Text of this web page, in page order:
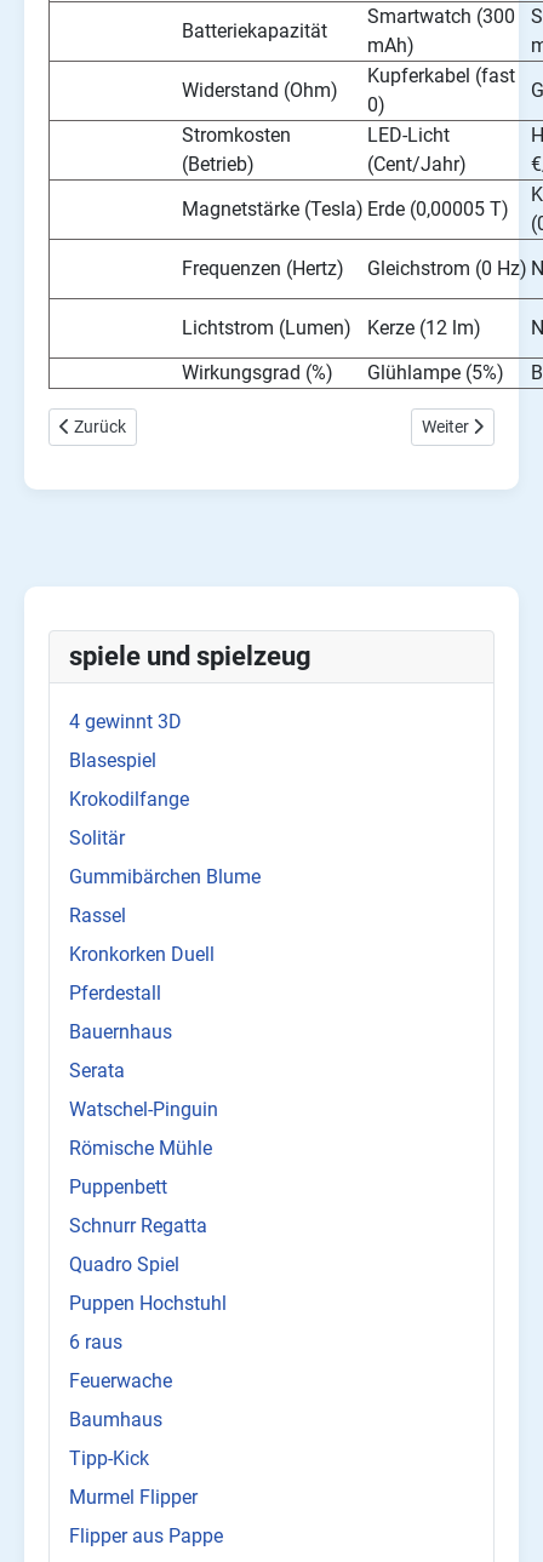
spiele und spielzeug
4 gewinnt 3D
Blasespiel
Krokodilfange
Solitär
Gummibärchen Blume
Rassel
Kronkorken Duell
Pferdestall
Bauernhaus
Serata
Watschel-Pinguin
Römische Mühle
Puppenbett
Schnurr Regatta
Quadro Spiel
Puppen Hochstuhl
6 raus
Feuerwache
Baumhaus
Tipp-Kick
Murmel Flipper
Flipper aus Pappe
Batteriekapazität
Smartwatch (300
mAh)
Widerstand (Ohm)
Kupferkabel (fast
0)
Stromkosten
(Betrieb)
LED-Licht
(Cent/Jahr)
Magnetstärke (Tesla) Erde (0,00005 T)
Frequenzen (Hertz)
Gleichstrom (0 Hz)
Lichtstrom (Lumen) Kerze (12 lm)
Wirkungsgrad (%)
Glühlampe (5%)
Vorheriger Beitrag: Einfacher Joomla Syntax Highlighter ohne
Zurück Nächster
Weiter